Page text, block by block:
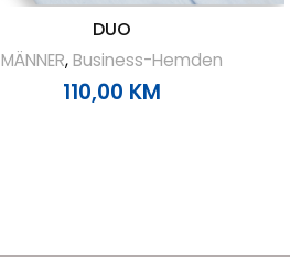
DUO
MÄNNER,Business-Hemden
110,00 KM